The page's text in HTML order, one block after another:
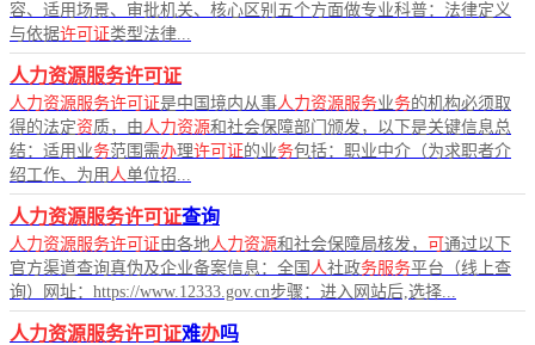
容、适用场景、审批机关、核心区别五个方面做专业科普：法律定义
与依据许可证类型法律...
人力资源服务许可证
人力资源服务许可证是中国境内从事人力资源服务业务的机构必须取
得的法定资质，由人力资源和社会保障部门颁发，以下是关键信息总
结：适用业务范围需办理许可证的业务包括：职业中介（为求职者介
绍工作、为用 人单位招...
人力资源服务许可证查询
人力资源服务许可证由各地人力资源和社会保障局核发， 可 通过以下
官方渠道查询真伪及企业备案信息：全国 人社政务服务平台（线上查
询）网址：https://www.12333.gov.cn步骤：进入网站后,选择...
人力资源服务许可证难办吗